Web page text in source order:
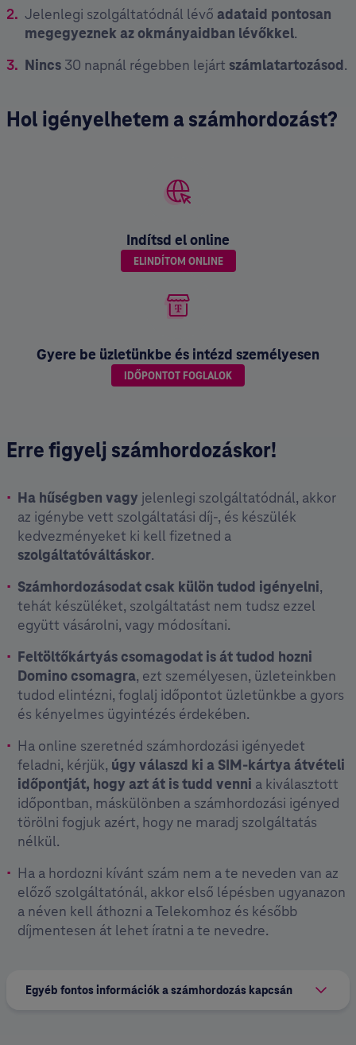
Jelenlegi szolgáltatódnál lévő adataid pontosan
megegyeznek az okmányaidban lévőkkel.
Nincs 30 napnál régebben lejárt számlatartozásod.
Hol igényelhetem a számhordozást?
Indítsd el online
ELINDÍTOM ONLINE
Gyere be üzletünkbe és intézd személyesen
IDŐPONTOT FOGLALOK
Erre figyelj számhordozáskor!
Ha hűségben vagy jelenlegi szolgáltatódnál, akkor
az igénybe vett szolgáltatási díj-, és készülék
kedvezményeket ki kell fizetned a
szolgáltatóváltáskor.
Számhordozásodat csak külön tudod igényelni,
tehát készüléket, szolgáltatást nem tudsz ezzel
együtt vásárolni, vagy módosítani.
Feltöltőkártyás csomagodat is át tudod hozni
Domino csomagra, ezt személyesen, üzleteinkben
tudod elintézni, foglalj időpontot üzletünkbe a gyors
és kényelmes ügyintézés érdekében.
Ha online szeretnéd számhordozási igényedet
feladni, kérjük, úgy válaszd ki a SIM-kártya átvételi
időpontját, hogy azt át is tudd venni a kiválasztott
időpontban, máskülönben a számhordozási igényed
törölni fogjuk azért, hogy ne maradj szolgáltatás
nélkül.
Ha a hordozni kívánt szám nem a te neveden van az
előző szolgáltatónál, akkor első lépésben ugyanazon
a néven kell áthozni a Telekomhoz és később
díjmentesen át lehet íratni a te nevedre.
Egyéb fontos információk a számhordozás kapcsán